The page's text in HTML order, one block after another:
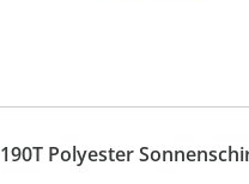
190T Polyester